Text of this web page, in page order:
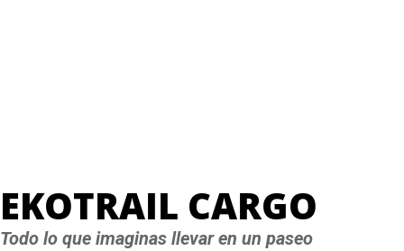
EKOTRAIL CARGO
Todo lo que imaginas llevar en un paseo